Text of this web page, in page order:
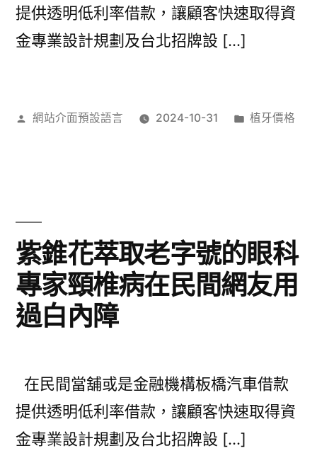
提供透明低利率借款，讓顧客快速取得資
金專業設計規劃及台北招牌設 […]
作
網站介面預設語言 2024-10-31
分
植牙價格
紫錐花萃取老字號的眼科
專家頸椎病在民間網友用
過白內障
在民間當舖或是金融機構板橋汽車借款
提供透明低利率借款，讓顧客快速取得資
金專業設計規劃及台北招牌設 […]